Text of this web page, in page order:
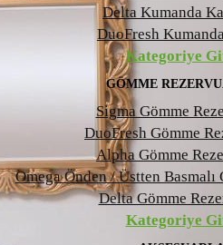
Delta Kumanda
DuoFresh
Kategoriye
GÖMME
Sigma Gömme
DuoFresh Gömme
Alpha Gömme
Omega Önden / Üstten
Delta Gömme
Kategoriye